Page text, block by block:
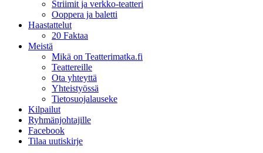
Striimit ja verkko-teatteri
Ooppera ja baletti
Haastattelut
20 Faktaa
Meistä
Mikä on Teatterimatka.fi
Teattereille
Ota yhteyttä
Yhteistyössä
Tietosuojalauseke
Kilpailut
Ryhmänjohtajille
Facebook
Tilaa uutiskirje